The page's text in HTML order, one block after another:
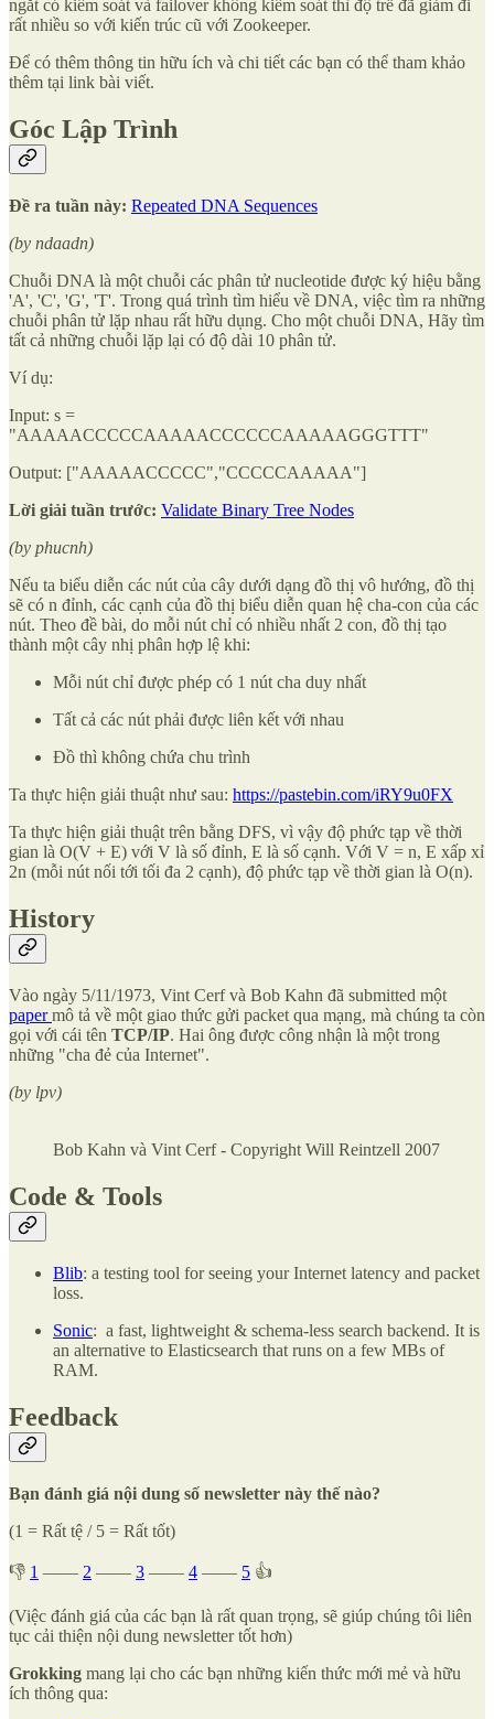
ngắt có kiểm soát và failover không kiểm soát thì độ trễ đã giảm đi
rất nhiều so với kiến trúc cũ với Zookeeper.
Để có thêm thông tin hữu ích và chi tiết các bạn có thể tham khảo
thêm tại link bài viết.
Góc Lập Trình
Đề ra tuần này: Repeated DNA Sequences
(by ndaadn)
Chuỗi DNA là một chuỗi các phân tử nucleotide được ký hiệu bằng
'A', 'C', 'G', 'T'. Trong quá trình tìm hiểu về DNA, việc tìm ra những
chuỗi phân tử lặp nhau rất hữu dụng. Cho một chuỗi DNA, Hãy tìm
tất cả những chuỗi lặp lại có độ dài 10 phân tử.
Ví dụ:
Input: s =
"AAAAACCCCCAAAAACCCCCCAAAAAGGGTTT"
Output: ["AAAAACCCCC","CCCCCAAAAA"]
Lời giải tuần trước: Validate Binary Tree Nodes
(by phucnh)
Nếu ta biểu diễn các nút của cây dưới dạng đồ thị vô hướng, đồ thị
sẽ có n đỉnh, các cạnh của đồ thị biểu diễn quan hệ cha-con của các
nút. Theo đề bài, do mỗi nút chỉ có nhiều nhất 2 con, đồ thị tạo
thành một cây nhị phân hợp lệ khi:
Mỗi nút chỉ được phép có 1 nút cha duy nhất
Tất cả các nút phải được liên kết với nhau
Đồ thì không chứa chu trình
Ta thực hiện giải thuật như sau: https://pastebin.com/iRY9u0FX
Ta thực hiện giải thuật trên bằng DFS, vì vậy độ phức tạp về thời
gian là O(V + E) với V là số đỉnh, E là số cạnh. Với V = n, E xấp xỉ
2n (mỗi nút nối tới tối đa 2 cạnh), độ phức tạp về thời gian là O(n).
History
Vào ngày 5/11/1973, Vint Cerf và Bob Kahn đã submitted một
papermô tả về một giao thức gửi packet qua mạng, mà chúng ta còn
gọi với cái tên TCP/IP. Hai ông được công nhận là một trong
những "cha đẻ của Internet".
(by lpv)
Bob Kahn và Vint Cerf - Copyright Will Reintzell 2007
Code & Tools
Blib: a testing tool for seeing your Internet latency and packet
loss.
Sonic: a fast, lightweight & schema-less search backend. It is
an alternative to Elasticsearch that runs on a few MBs of
RAM.
Feedback
Bạn đánh giá nội dung số newsletter này thế nào?
(1 = Rất tệ / 5 = Rất tốt)
👎 1 —— 2 —— 3 —— 4 —— 5 👍
(Việc đánh giá của các bạn là rất quan trọng, sẽ giúp chúng tôi liên
tục cải thiện nội dung newsletter tốt hơn)
Grokking mang lại cho các bạn những kiến thức mới mẻ và hữu
ích thông qua: